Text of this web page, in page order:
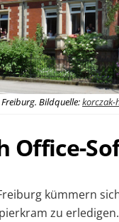
Bildquelle:korczak-
Office-
kümmern
zu erledigen.